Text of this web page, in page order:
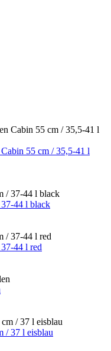
55 cm / 35,5-41 l
44 l black
44 l red
/ 37 l eisblau